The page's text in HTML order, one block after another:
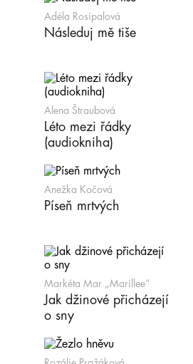
Adéla Rosípalová
Následuj mě tiše
Alena Štraubová
Léto mezi řádky
(audiokniha)
Anežka Kočová
Píseň mrtvých
Markéta Mar „Marillee“
Jak džinové přicházejí
o sny